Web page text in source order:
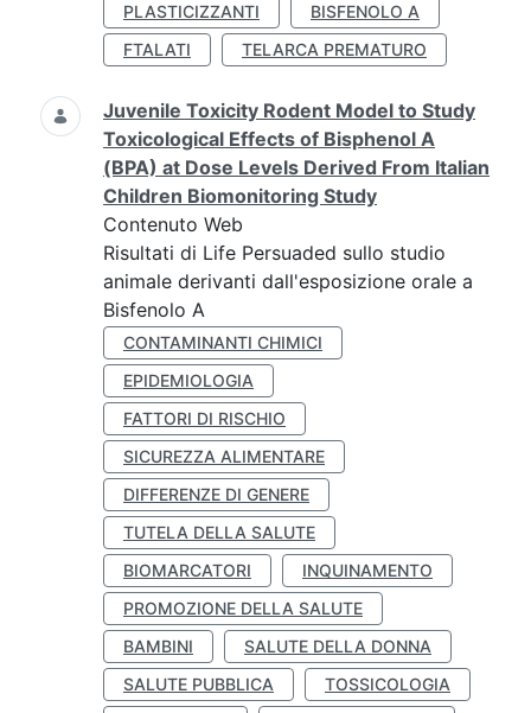
PLASTICIZZANTI
BISFENOLO A
FTALATI
TELARCA PREMATURO
Juvenile Toxicity Rodent Model to Study
Toxicological Effects of Bisphenol A
(BPA) at Dose Levels Derived From Italian
Children Biomonitoring Study
Contenuto Web
Risultati di Life Persuaded sullo studio
animale derivanti dall'esposizione orale a
Bisfenolo A
CONTAMINANTI CHIMICI
EPIDEMIOLOGIA
FATTORI DI RISCHIO
SICUREZZA ALIMENTARE
DIFFERENZE DI GENERE
TUTELA DELLA SALUTE
BIOMARCATORI
INQUINAMENTO
PROMOZIONE DELLA SALUTE
BAMBINI
SALUTE DELLA DONNA
SALUTE PUBBLICA
TOSSICOLOGIA